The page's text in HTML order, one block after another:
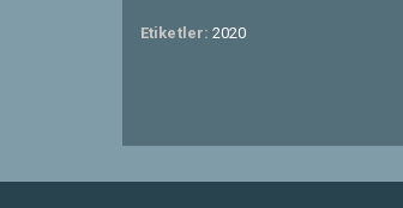
Etiketler:2020